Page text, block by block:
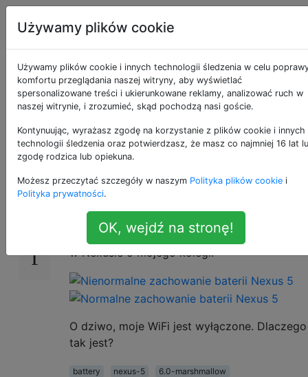
Android Tagi
Dziwne użycie baterii
WiFi w Marshmallow
Nexus 5
12
Mam pytanie dotyczące zużycia baterii Wi-Fi
widać zużycie mojej baterii / Wi-Fi. Drugi
zrzut ekranu pokazuje zużycie baterii / Wi-Fi
w Nexusie 5 mojego kolegi.
O dziwo, moje WiFi jest wyłączone. Dlaczego
tak jest?
battery nexus-5
6.0-marshmallow
Używamy plików cookie
Używamy plików cookie i innych technologii śledzenia w celu
komfortu przeglądania naszej witryny, aby wyświetlać
spersonalizowane treści i ukierunkowane reklamy, analizować ruch w
naszej witrynie, i zrozumieć, skąd pochodzą nasi goście.
Kontynuując, wyrażasz zgodę na korzystanie z plików cookie i innych
technologii śledzenia oraz potwierdzasz, że masz co najmniej 16 lat
zgodę rodzica lub opiekuna.
Możesz przeczytać szczegóły w naszym Polityka plików cookie i
Polityka prywatności.
OK, wejdź na stronę!